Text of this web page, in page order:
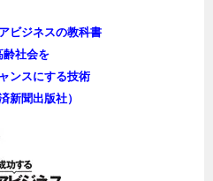
ビジネスの教科書
齢社会を
ンスにする技術
新聞出版社）